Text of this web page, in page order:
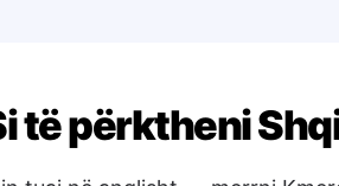
të përktheni